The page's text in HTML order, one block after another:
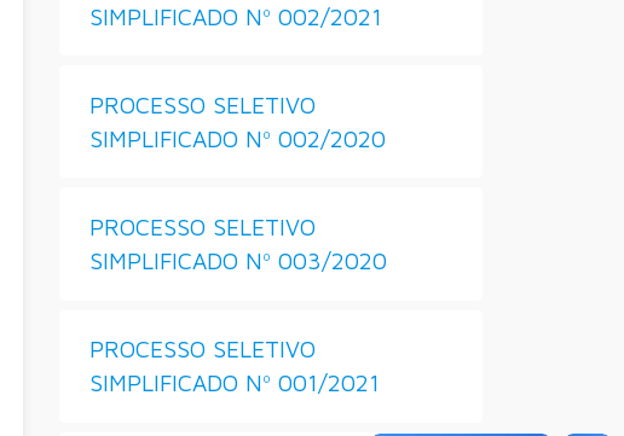
SIMPLIFICADO Nº 002/2021
PROCESSO SELETIVO
SIMPLIFICADO Nº 002/2020
PROCESSO SELETIVO
SIMPLIFICADO Nº 003/2020
PROCESSO SELETIVO
SIMPLIFICADO Nº 001/2021